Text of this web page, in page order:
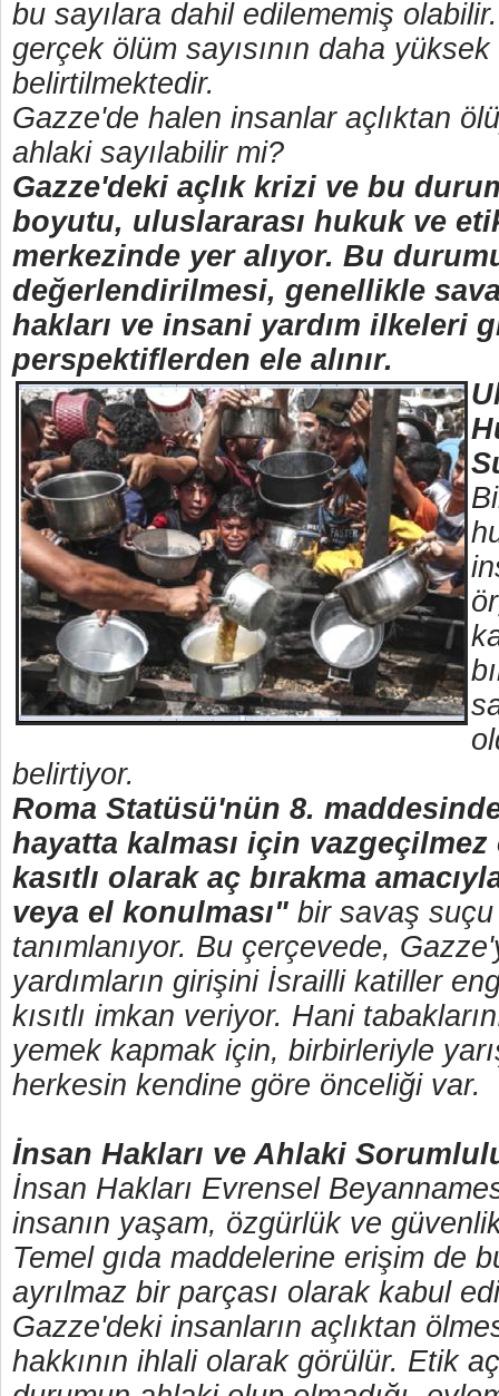
bu sayılara dahil edilememiş
gerçek ölüm sayısının daha
belirtilmektedir.
Gazze'de halen insanlar açlıktan
ahlaki sayılabilir mi?
Gazze'deki açlık krizi ve bu
boyutu, uluslararası hukuk ve
merkezinde yer alıyor. Bu
değerlendirilmesi, genellikle
hakları ve insani yardım ilkeleri
perspektiflerden ele alınır.
belirtiyor.
Roma Statüsü'nün 8.
hayatta kalması için
kasıtlı olarak aç bırakma
veya el konulması" bir savaş
tanımlanıyor. Bu çerçevede,
yardımların girişini İsrailli katiller
kısıtlı imkan veriyor. Hani
yemek kapmak için, birbirleriyle
herkesin kendine göre önceliği var.
İnsan Hakları ve Ahlaki
İnsan Hakları Evrensel
insanın yaşam, özgürlük ve
Temel gıda maddelerine erişim de
ayrılmaz bir parçası olarak kabul
Gazze'deki insanların açlıktan
hakkının ihlali olarak görülür. Etik